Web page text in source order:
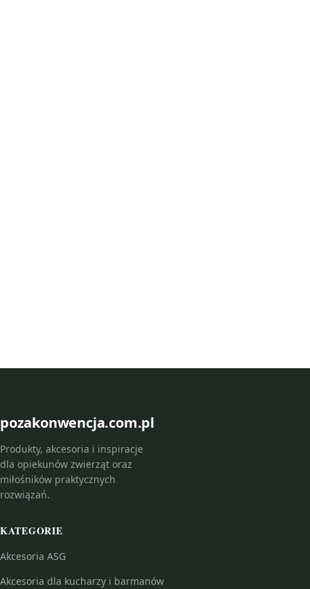
pozakonwencja.com.pl
Produkty, akcesoria i inspiracje
dla opiekunów zwierząt oraz
miłośników praktycznych
rozwiązań.
KATEGORIE
Akcesoria ASG
Akcesoria dla kucharzy i barmanów